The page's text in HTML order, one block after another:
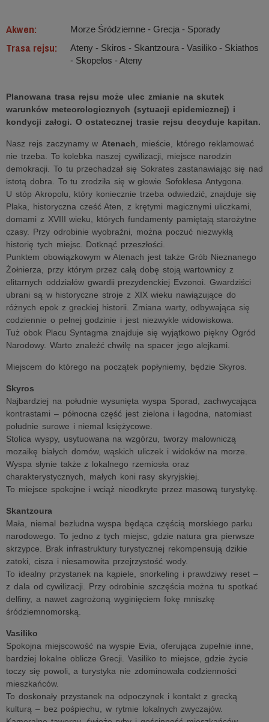
Akwen: Morze Śródziemne ‐ Grecja - Sporady
Trasa rejsu:
Ateny - Skiros - Skantzoura - Vasiliko - Skiathos
- Skopelos - Ateny
Planowana trasa rejsu może ulec zmianie na skutek
warunków meteorologicznych (sytuacji epidemicznej) i
kondycji załogi. O ostatecznej trasie rejsu decyduje kapitan.
Nasz rejs zaczynamy w Atenach , mieście, którego reklamować
nie trzeba. To kolebka naszej cywilizacji, miejsce narodzin
demokracji. To tu przechadzał się Sokrates zastanawiając się nad
istotą dobra. To tu zrodziła się w głowie Sofoklesa Antygona.
U stóp Akropolu, który koniecznie trzeba odwiedzić, znajduje się
Plaka, historyczna cześć Aten, z krętymi magicznymi uliczkami,
domami z XVIII wieku, których fundamenty pamiętają starożytne
czasy. Przy odrobinie wyobraźni, można poczuć niezwykłą
historię tych miejsc. Dotknąć przeszłości.
Punktem obowiązkowym w Atenach jest także Grób Nieznanego
Żołnierza, przy którym przez całą dobę stoją wartownicy z
elitarnych oddziałów gwardii prezydenckiej Evzonoi. Gwardziści
ubrani są w historyczne stroje z XIX wieku nawiązujące do
różnych epok z greckiej historii. Zmiana warty, odbywająca się
codziennie o pełnej godzinie i jest niezwykle widowiskowa.
Tuż obok Placu Syntagma znajduje się wyjątkowo piękny Ogród
Narodowy. Warto znaleźć chwilę na spacer jego alejkami.
Miejscem do którego na początek popłyniemy, będzie Skyros.
Skyros
Najbardziej na południe wysunięta wyspa Sporad, zachwycająca
kontrastami – północna część jest zielona i łagodna, natomiast
południe surowe i niemal księżycowe.
Stolica wyspy, usytuowana na wzgórzu, tworzy malowniczą
mozaikę białych domów, wąskich uliczek i widoków na morze.
Wyspa słynie także z lokalnego rzemiosła oraz
charakterystycznych, małych koni rasy skyryjskiej.
To miejsce spokojne i wciąż nieodkryte przez masową turystykę.
Skantzoura
Mała, niemal bezludna wyspa będąca częścią morskiego parku
narodowego. To jedno z tych miejsc, gdzie natura gra pierwsze
skrzypce. Brak infrastruktury turystycznej rekompensują dzikie
zatoki, cisza i niesamowita przejrzystość wody.
To idealny przystanek na kąpiele, snorkeling i prawdziwy reset –
z dala od cywilizacji. Przy odrobinie szczęścia można tu spotkać
delfiny, a nawet zagrożoną wyginięciem fokę mniszkę
śródziemnomorską.
Vasiliko
Spokojna miejscowość na wyspie Evia, oferująca zupełnie inne,
bardziej lokalne oblicze Grecji. Vasiliko to miejsce, gdzie życie
toczy się powoli, a turystyka nie zdominowała codzienności
mieszkańców.
To doskonały przystanek na odpoczynek i kontakt z grecką
kulturą – bez pośpiechu, w rytmie lokalnych zwyczajów.